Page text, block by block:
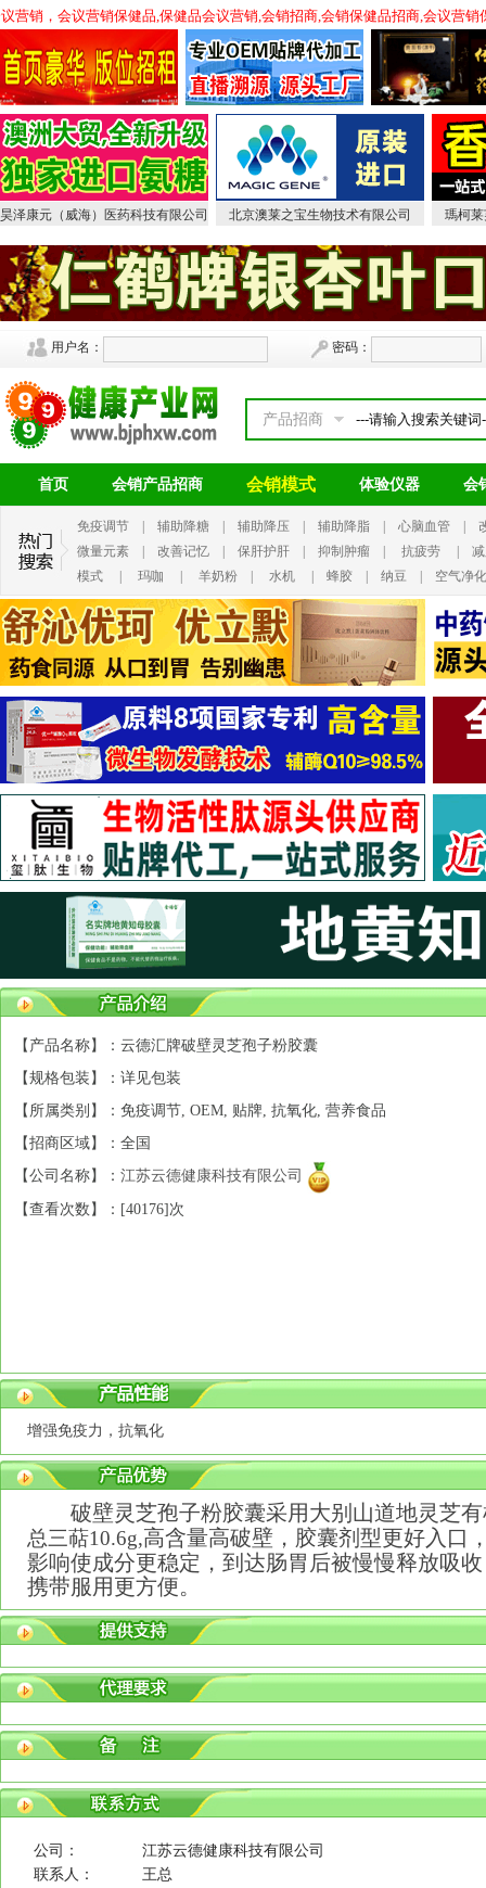
，会议营销保健品,保健品会议营销,会销招商,会销保健品招商,会议营销
昊泽康元（威海）医药科技有限公司 北京澳莱之宝生物技术有限公司 瑪柯
用户名： 密码：
产品招商
首页 会销产品招商 会销模式 体验仪器 会
免疫调节 辅助降糖 辅助降压 辅助降脂 心脑血管
微量元素
改善记忆 保肝护肝 抑制肿瘤 抗疲劳
模式
玛咖 羊奶粉 水机 蜂胶 纳豆 空气净
【产品名称】：云德汇牌破壁灵芝孢子粉胶囊
【规格包装】：详见包装
【所属类别】：免疫调节, OEM, 贴牌, 抗氧化, 营养食品
【招商区域】：全国
【公司名称】： 江苏云德健康科技有限公司
【查看次数】：[40176]次
增强免疫力，抗氧化
破壁灵芝孢子粉胶囊采用大别山道地灵芝
总三萜10.6g,高含量高破壁，胶囊剂型更好入口
影响使成分更稳定，到达肠胃后被慢慢释放吸
携带服用更方便。
公司：
江苏云德健康科技有限公司
联系人：
王总